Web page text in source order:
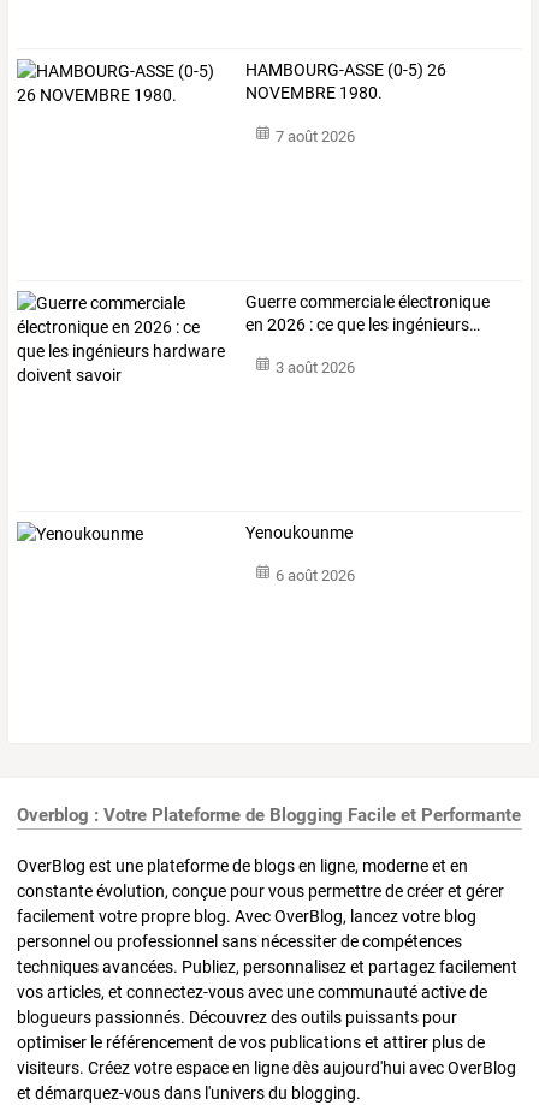
HAMBOURG-ASSE (0-5) 26
NOVEMBRE 1980.
7 août 2026
Guerrecommercialeélectronique
en 2026 :ceque les ingénieurs…
3 août 2026
Yenoukounme
6 août 2026
Overblog : Votre Plateforme de Blogging Facile et Performante
OverBlog est une plateforme de blogs en ligne, moderne et en
constante évolution, conçue pour vous permettre de créer et gérer
facilement votre propre blog. Avec OverBlog, lancez votre blog
personnel ou professionnel sans nécessiter de compétences
techniques avancées. Publiez, personnalisez et partagez facilement
vos articles, et connectez-vous avec une communauté active de
blogueurs passionnés. Découvrez des outils puissants pour
optimiser le référencement de vos publications et attirer plus de
visiteurs. Créez votre espace en ligne dès aujourd'hui avec OverBlog
et démarquez-vous dans l'univers du blogging.